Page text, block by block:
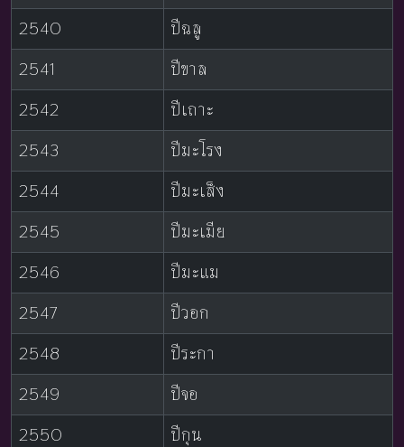
2540
ปีฉลู
2541
ปีขาล
2542
ปีเถาะ
2543
ปีมะโรง
2544
ปีมะเส็ง
2545
ปีมะเมีย
2546
ปีมะแม
2547
ปีวอก
2548
ปีระกา
2549
ปีจอ
2550
ปีกุน